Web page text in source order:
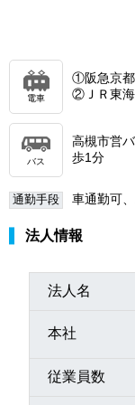
電車
①阪急京都
②ＪＲ東海
バス
高槻市営
歩1分
通勤手段 車通勤可
法人情報
法人名
本社
従業員数